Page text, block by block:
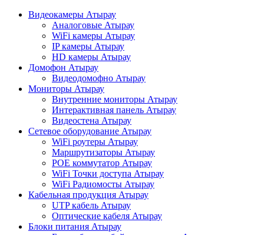
Видеокамеры Атырау
Аналоговые Атырау
WiFi камеры Атырау
IP камеры Атырау
HD камеры Атырау
Домофон Атырау
Видеодомофно Атырау
Мониторы Атырау
Внутренние мониторы Атырау
Интерактивная панель Атырау
Видеостена Атырау
Сетевое оборудование Атырау
WiFi роутеры Атырау
Маршрутизаторы Атырау
POE коммутатор Атырау
WiFi Точки доступа Атырау
WiFi Радиомосты Атырау
Кабельная продукция Атырау
UTP кабель Атырау
Оптические кабеля Атырау
Блоки питания Атырау